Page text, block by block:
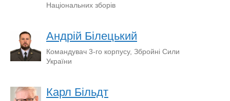
Національних зборів
Андрій Білецький
Командувач 3-го корпусу, Збройні Сили
України
Карл Більдт